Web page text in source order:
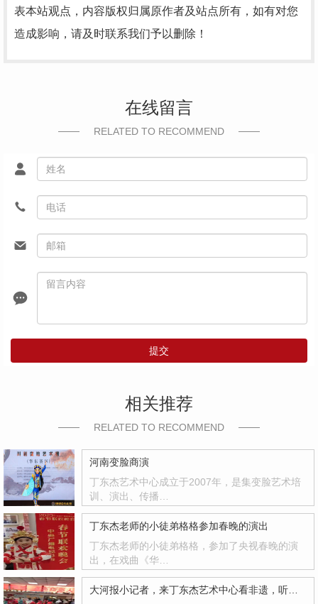
表本站观点，内容版权归属原作者及站点所有，如有对您
造成影响，请及时联系我们予以删除！
在线留言
RELATED TO RECOMMEND
提交
相关推荐
RELATED TO RECOMMEND
河南变脸商演
丁东杰艺术中心成立于2007年，是集变脸艺术培
训、演出、传播…
丁东杰老师的小徒弟格格参加春晚的演出
丁东杰老师的小徒弟格格，参加了央视春晚的演
出，在戏曲《华…